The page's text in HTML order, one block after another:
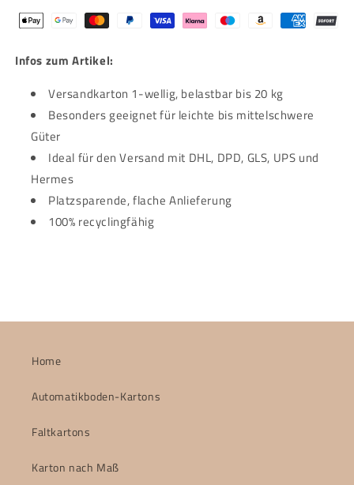
Infos zum Artikel:
Versandkarton 1-wellig, belastbar bis 20 kg
Besonders geeignet für leichte bis mittelschwere
Güter
Ideal für den Versand mit DHL, DPD, GLS, UPS und
Hermes
Platzsparende, flache Anlieferung
100% recyclingfähig
Home
Automatikboden-Kartons
Faltkartons
Karton nach Maß